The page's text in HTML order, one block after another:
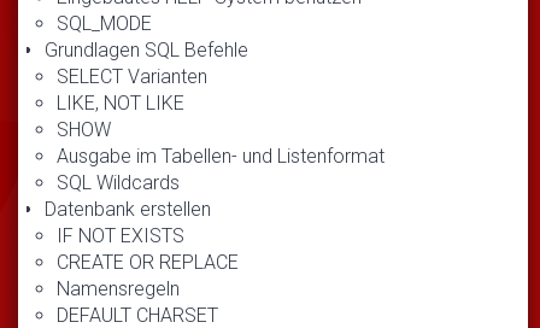
SQL_MODE
Grundlagen SQL Befehle
SELECT Varianten
LIKE, NOT LIKE
SHOW
Ausgabe im Tabellen- und Listenformat
SQL Wildcards
Datenbank erstellen
IF NOT EXISTS
CREATE OR REPLACE
Namensregeln
DEFAULT CHARSET